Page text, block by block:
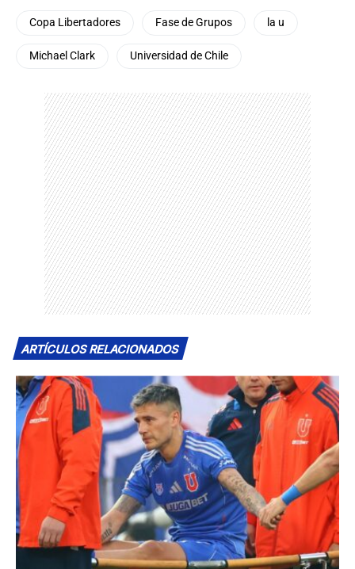
Copa Libertadores Fase de Grupos la u
Michael Clark Universidad de Chile
ARTÍCULOS RELACIONADOS